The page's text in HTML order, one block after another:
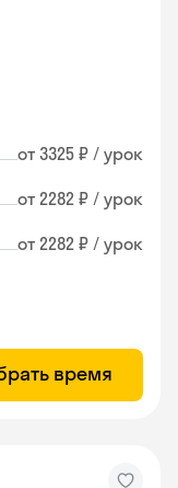
от 3325 ₽ / урок
от 2282 ₽ / урок
от 2282 ₽ / урок
время